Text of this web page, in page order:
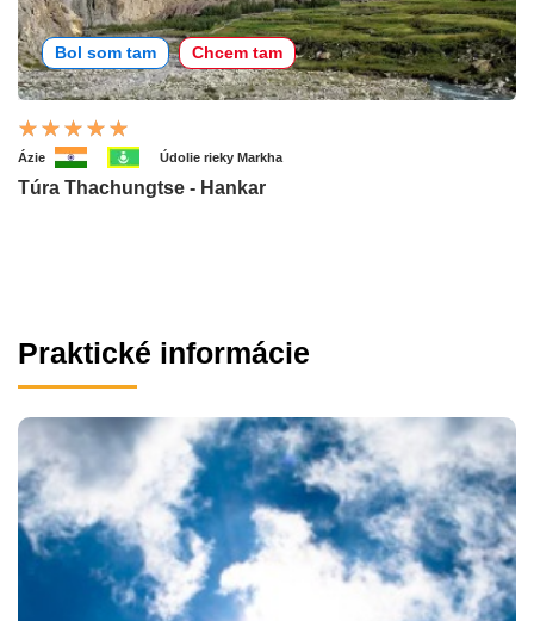
Bol som tam Chcem tam
Ázie Údolie rieky Markha
Túra Thachungtse - Hankar
Praktické informácie